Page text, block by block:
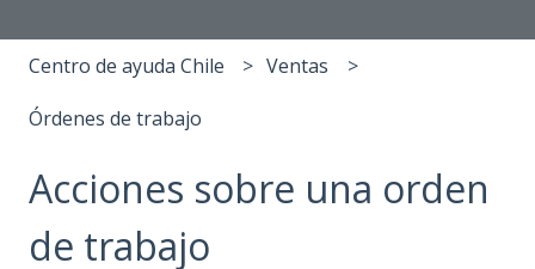
Centro de ayuda Chile Ventas
Órdenes de trabajo
Acciones sobre una orden
de trabajo